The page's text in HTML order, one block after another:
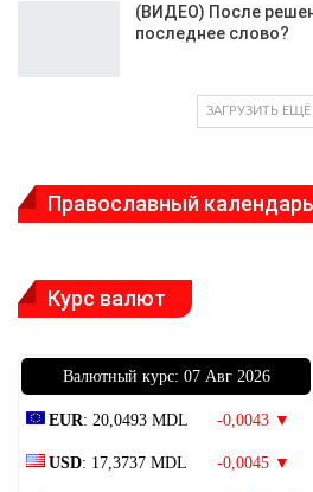
(ВИДЕО) После
последнее слово?
ЗАГРУЗИТЬ ЕЩЁ
Православный календарь
Курс валют
Bалютный курс: 07 Авг 2026
EUR: 20,0493 MDL -0,0043 ▼
USD: 17,3737 MDL -0,0045 ▼